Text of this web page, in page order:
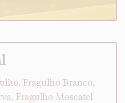
, Fragulho Branco,
, Fragulho Moscatel